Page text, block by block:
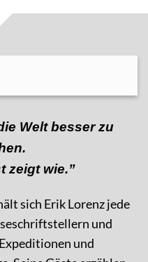
Welt besser zu
zeigt wie.”
sich Erik Lorenz jede
und
und